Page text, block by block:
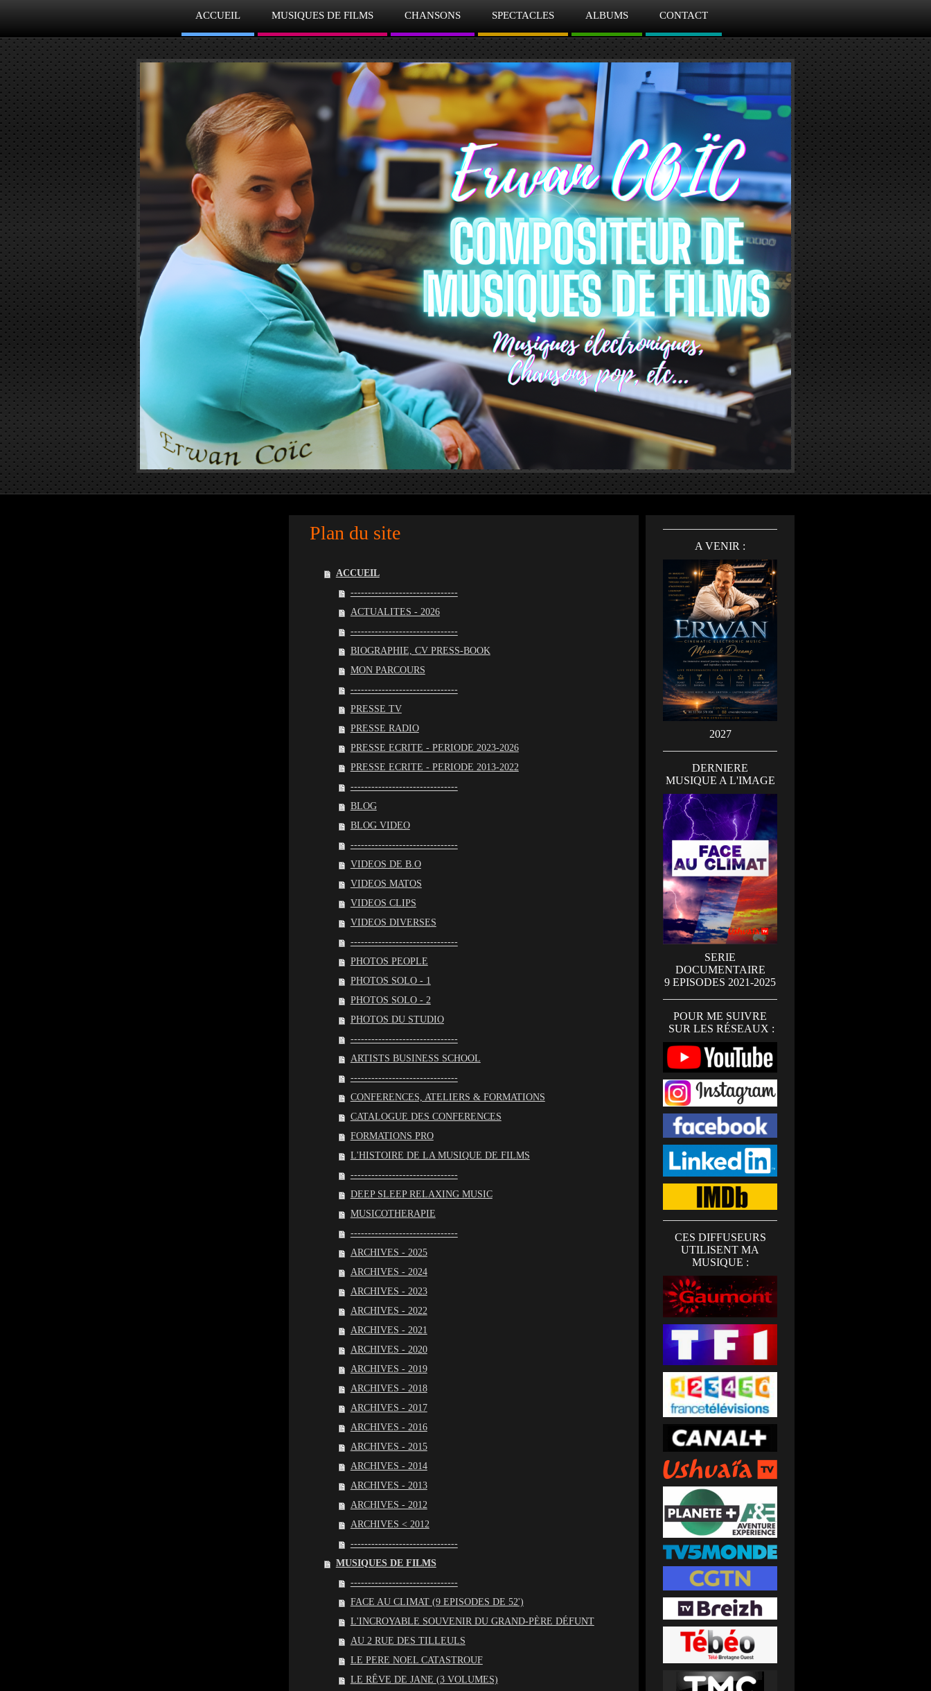
ACCUEIL MUSIQUES DE FILMS CHANSONS SPECTACLES ALBUMS CONTACT
Plan du site
ACCUEIL
-------------------------------
ACTUALITES - 2026
-------------------------------
BIOGRAPHIE, CV PRESS-BOOK
MON PARCOURS
-------------------------------
PRESSE TV
PRESSE RADIO
PRESSE ECRITE - PERIODE 2023-2026
PRESSE ECRITE - PERIODE 2013-2022
-------------------------------
BLOG
BLOG VIDEO
-------------------------------
VIDEOS DE B.O
VIDEOS MATOS
VIDEOS CLIPS
VIDEOS DIVERSES
-------------------------------
PHOTOS PEOPLE
PHOTOS SOLO - 1
PHOTOS SOLO - 2
PHOTOS DU STUDIO
-------------------------------
ARTISTS BUSINESS SCHOOL
-------------------------------
CONFERENCES, ATELIERS & FORMATIONS
CATALOGUE DES CONFERENCES
FORMATIONS PRO
L'HISTOIRE DE LA MUSIQUE DE FILMS
-------------------------------
DEEP SLEEP RELAXING MUSIC
MUSICOTHERAPIE
-------------------------------
ARCHIVES - 2025
ARCHIVES - 2024
ARCHIVES - 2023
ARCHIVES - 2022
ARCHIVES - 2021
ARCHIVES - 2020
ARCHIVES - 2019
ARCHIVES - 2018
ARCHIVES - 2017
ARCHIVES - 2016
ARCHIVES - 2015
ARCHIVES - 2014
ARCHIVES - 2013
ARCHIVES - 2012
ARCHIVES < 2012
-------------------------------
MUSIQUES DE FILMS
-------------------------------
FACE AU CLIMAT (9 EPISODES DE 52')
L'INCROYABLE SOUVENIR DU GRAND-PÈRE DÉFUNT
AU 2 RUE DES TILLEULS
LE PERE NOEL CATASTROUF
LE RÊVE DE JANE (3 VOLUMES)
A VENIR :
2027
DERNIERE
MUSIQUE A L'IMAGE
SERIE
DOCUMENTAIRE
9 EPISODES 2021-2025
POUR ME SUIVRE
SUR LES RÉSEAUX :
CES DIFFUSEURS
UTILISENT MA
MUSIQUE :